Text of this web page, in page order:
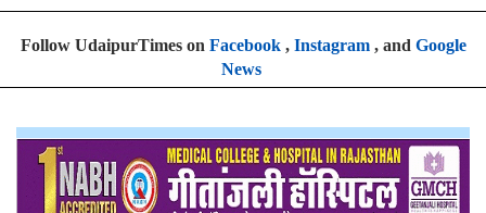
Follow UdaipurTimes on Facebook, Instagram, and Google
News